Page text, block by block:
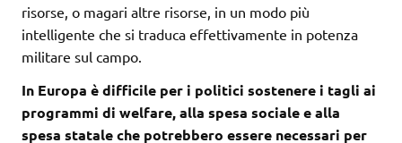
risorse, o magari altre risorse, in un modo più
intelligente che si traduca effettivamente in potenza
militare sul campo.
In Europa è difficile per i politici sostenere i tagli ai
programmi di welfare, alla spesa sociale e alla
spesa statale che potrebbero essere necessari per